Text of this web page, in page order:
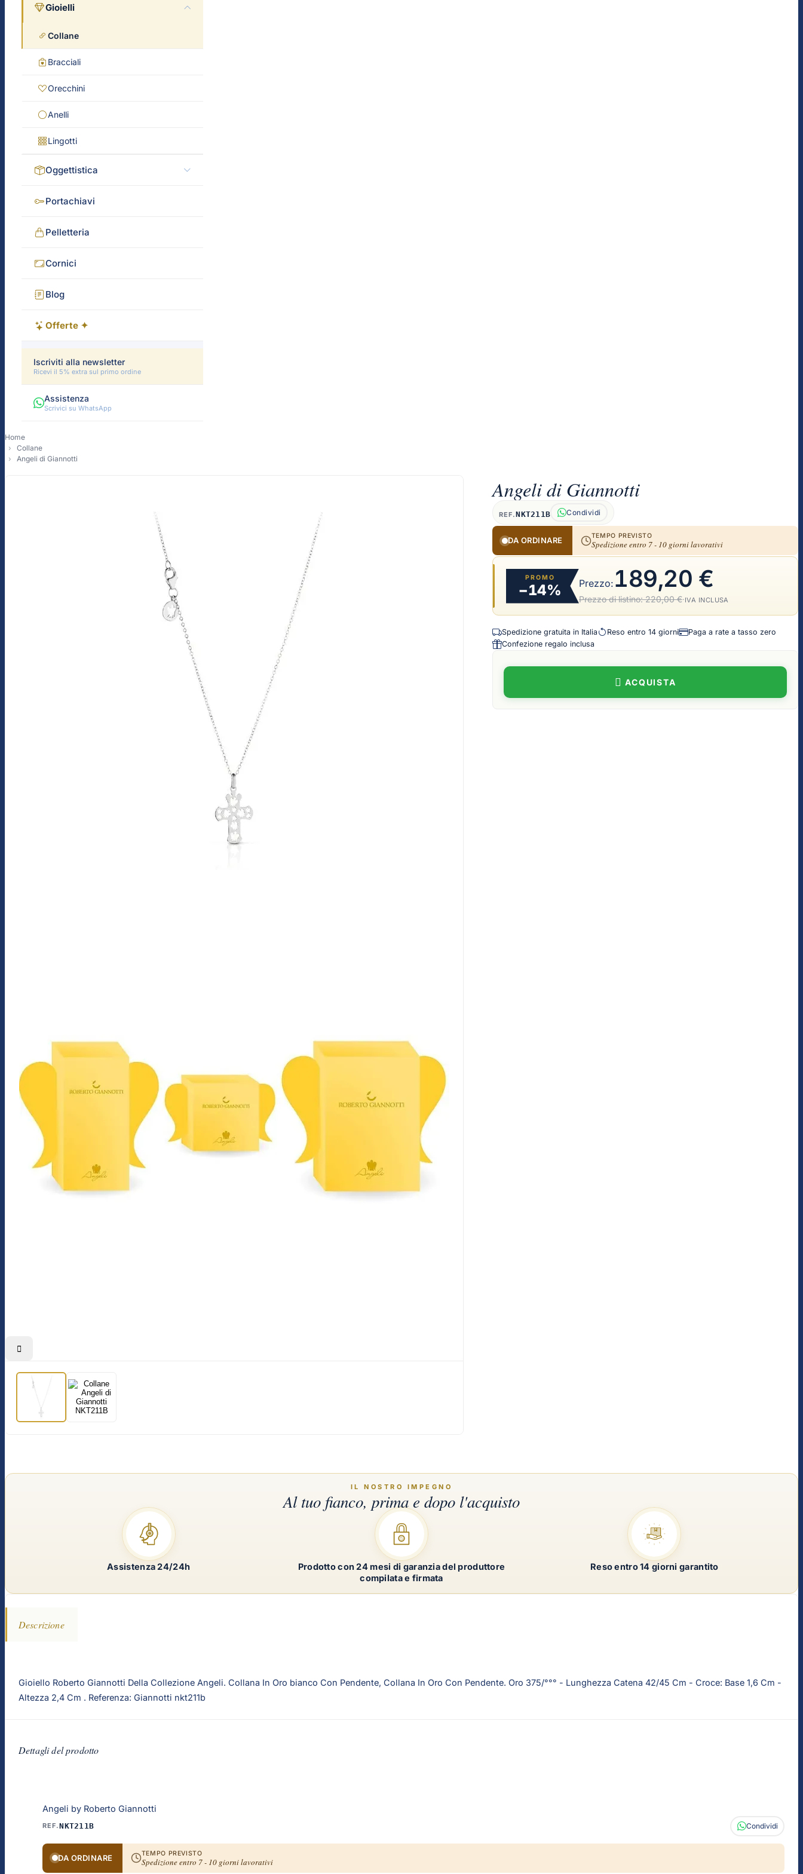
Gioielli
Collane
Bracciali
Orecchini
Anelli
Lingotti
Oggettistica
Portachiavi
Pelletteria
Cornici
Blog
Offerte ✦
Iscriviti alla newsletter
Ricevi il 5% extra sul primo ordine
Assistenza
Scrivici su WhatsApp
Home
Collane
Angeli di Giannotti

Angeli di Giannotti
REF.NKT211B Condividi
DA ORDINARE TEMPO PREVISTO
Spedizione entro 7 - 10 giorni lavorativi
PROMO
−14% Prezzo: 189,20 €
Prezzo di listino:220,00 €·IVA INCLUSA
Spedizione gratuita in Italia Reso entro 14 giorni
Paga a rate a tasso zero
Confezione regalo inclusa
ACQUISTA
Descrizione
Gioiello Roberto Giannotti Della Collezione Angeli. Collana In Oro bianco Con Pendente, Collana In Oro Con Pendente. Oro 375/°°° - Lunghezza Catena 42/45 Cm - Croce: Base 1,6 Cm -
Altezza 2,4 Cm . Referenza: Giannotti nkt211b
Dettagli del prodotto
Angeli by Roberto Giannotti
REF.NKT211B Condividi
DA ORDINARE TEMPO PREVISTO
Spedizione entro 7 - 10 giorni lavorativi
Assistenza 24/24h
Prodotto con 24 mesi di garanzia del produttore
compilata e firmata
Reso entro 14 giorni garantito